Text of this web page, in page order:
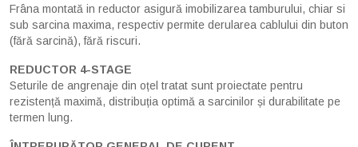
Frâna montată in reductor asigură imobilizarea tamburului, chiar si
sub sarcina maxima, respectiv permite derularea cablului din buton
(fără sarcină), fără riscuri.
REDUCTOR 4-STAGE
Seturile de angrenaje din oțel tratat sunt proiectate pentru
rezistență maximă, distribuția optimă a sarcinilor și durabilitate pe
termen lung.